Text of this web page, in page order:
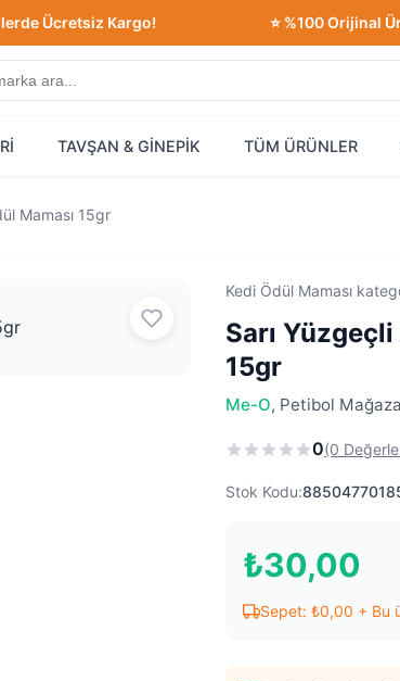
Kargo! ⭐ %100 Orijinal Ürün
TAVŞAN & GİNEPİK TÜM ÜRÜNLER
Maması 15gr
Kedi Ödül Maması
Sarı Yüzgeçli
15gr
Me-O, Petibol
0(0
Stok Kodu:
₺30,00
Sepet: ₺0,00 + Bu